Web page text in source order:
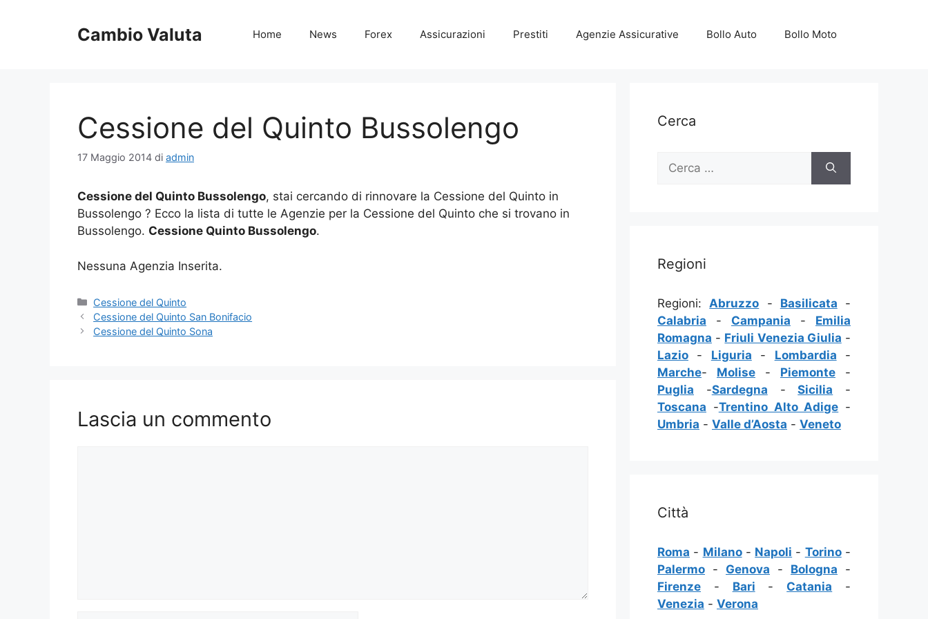
Cambio Valuta Home News Forex Assicurazioni Prestiti Agenzie Assicurative Bollo Auto Bollo Moto
Cessione del Quinto Bussolengo
17 Maggio 2014 di admin
Cessione del Quinto Bussolengo, stai cercando di rinnovare la Cessione del Quinto in
Bussolengo ? Ecco la lista di tutte le Agenzie per la Cessione del Quinto che si trovano in
Bussolengo. Cessione Quinto Bussolengo.
Nessuna Agenzia Inserita.
Categorie
Cessione del Quinto
Cessione del Quinto San Bonifacio
Cessione del Quinto Sona
Lascia un commento
Cerca
Ricerca
Regioni
Regioni:Abruzzo - Basilicata -
Calabria - Campania - Emilia
Romagna - Friuli Venezia Giulia -
Lazio - Liguria - Lombardia -
Marche- Molise - Piemonte -
Puglia -Sardegna -Sicilia -
Toscana -Trentino Alto Adige -
Umbria - Valle d’Aosta - Veneto
Città
Roma - Milano- Napoli - Torino-
Palermo - Genova - Bologna -
Firenze - Bari - Catania -
Venezia - Verona